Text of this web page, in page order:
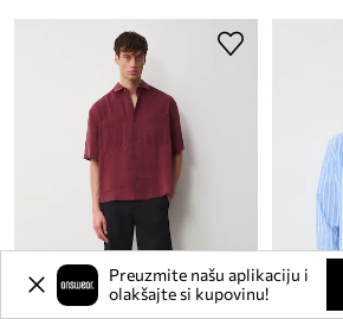
Preuzmite našu aplikaciju i
olakšajte si kupovinu!